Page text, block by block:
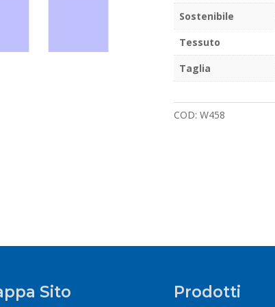
Sostenibile
Tessuto
Taglia
COD: W458
Sito Prodotti